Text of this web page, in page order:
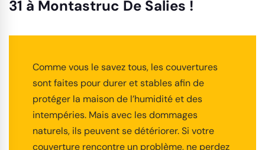
31 à Montastruc De Salies !
Comme vous le savez tous, les couvertures
sont faites pour durer et stables afin de
protéger la maison de l’humidité et des
intempéries. Mais avec les dommages
naturels, ils peuvent se détériorer. Si votre
couverture rencontre un problème, ne perdez